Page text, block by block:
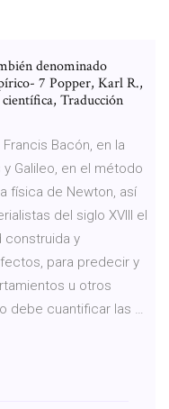
denominado
7 Popper, Karl R.,
Traducción
Bacón, en la
Galileo, en el método
física de Newton, así
del siglo XVIII el
construida y
para predecir y
u otros
debe cuantificar las …